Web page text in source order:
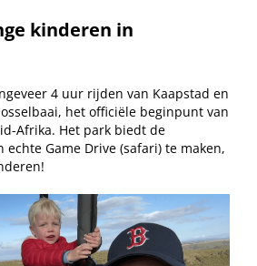
kinderen in
4 uur rijden van Kaapstad en
het officiële beginpunt van
Afrika. Het park biedt de
echte Game Drive (safari) te maken,